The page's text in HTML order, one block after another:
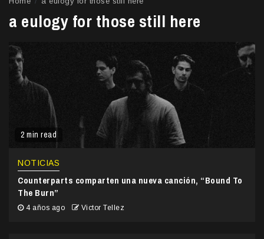
a eulogy for those still here
2 min read
NOTICIAS
Counterparts comparten una nueva canción, “Bound To
The Burn”
4 años ago Victor Tellez